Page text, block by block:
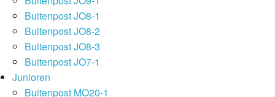
Buitenpost JO8-1
Buitenpost JO8-2
Buitenpost JO8-3
Buitenpost JO7-1
Junioren
Buitenpost MO20-1